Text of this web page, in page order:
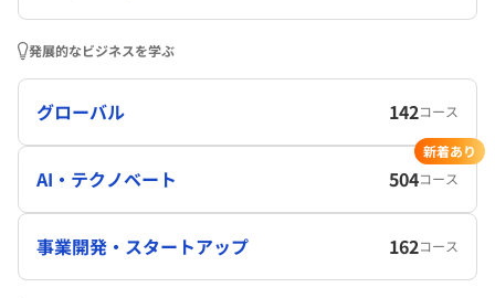
発展的なビジネスを学ぶ
グローバル 142コース
AI・テクノベート 504コース
新着あり
事業開発・スタートアップ 162コース